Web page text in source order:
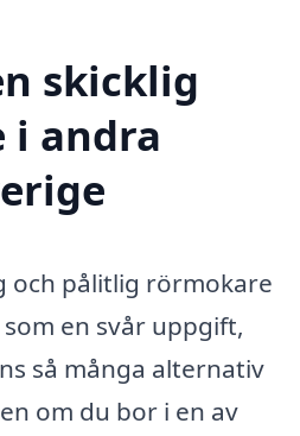
skicklig
i andra
och pålitlig rörmokare
en svår uppgift,
så många alternativ
om du bor i en av